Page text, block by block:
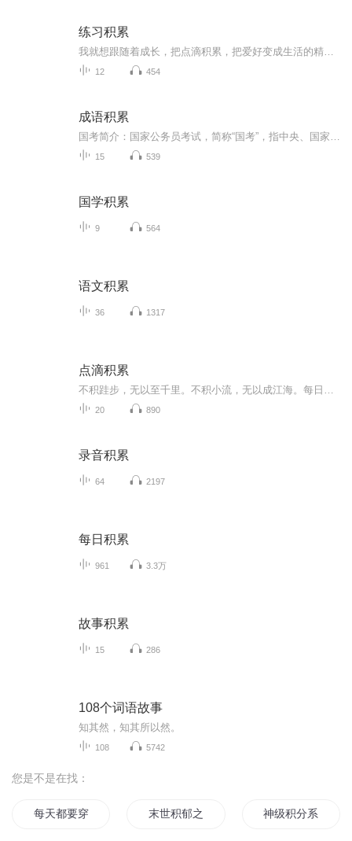
练习积累
12 454
成语积累
15 539
国学积累
9 564
语文积累
36 1317
点滴积累
20 890
录音积累
64 2197
每日积累
961 3.3万
故事积累
15 286
108个词语故事
知其然，知其所以然。
108 5742
您是不是在找：
每天都要穿越心好累 末世积郁之怒 神级积分系统